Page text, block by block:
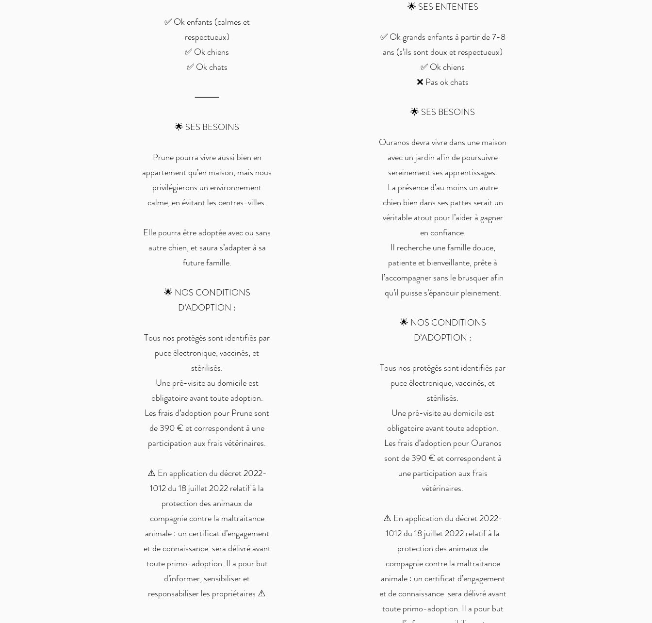
✅ Ok enfants (calmes et
respectueux)
✅ Ok chiens
✅ Ok chats
⸻
🌟 SES BESOINS
Prune pourra vivre aussi bien en
appartement qu’en maison, mais nous
privilégierons un environnement
calme, en évitant les centres-villes.
Elle pourra être adoptée avec ou sans
autre chien, et saura s’adapter à sa
future famille.
🌟 NOS CONDITIONS
D’ADOPTION :
Tous nos protégés sont identifiés par
puce électronique, vaccinés, et
stérilisés.
Une pré-visite au domicile est
obligatoire avant toute adoption.
Les frais d’adoption pour Prune sont
de 390 € et correspondent à une
participation aux frais vétérinaires.
⚠️ En application du décret 2022-
1012 du 18 juillet 2022 relatif à la
protection des animaux de
compagnie contre la maltraitance
animale : un certificat d’engagement
et de connaissance sera délivré avant
toute primo-adoption. Il a pour but
d’informer, sensibiliser et
responsabiliser les propriétaires ⚠️
🌟 SES ENTENTES
✅ Ok grands enfants à partir de 7-8
ans (s’ils sont doux et respectueux)
✅ Ok chiens
❌ Pas ok chats
🌟 SES BESOINS
Ouranos devra vivre dans une maison
avec un jardin afin de poursuivre
sereinement ses apprentissages.
La présence d’au moins un autre
chien bien dans ses pattes serait un
véritable atout pour l’aider à gagner
en confiance.
Il recherche une famille douce,
patiente et bienveillante, prête à
l’accompagner sans le brusquer afin
qu’il puisse s’épanouir pleinement.
🌟 NOS CONDITIONS
D’ADOPTION :
Tous nos protégés sont identifiés par
puce électronique, vaccinés, et
stérilisés.
Une pré-visite au domicile est
obligatoire avant toute adoption.
Les frais d’adoption pour Ouranos
sont de 390 € et correspondent à
une participation aux frais
vétérinaires.
⚠️ En application du décret 2022-
1012 du 18 juillet 2022 relatif à la
protection des animaux de
compagnie contre la maltraitance
animale : un certificat d’engagement
et de connaissance sera délivré avant
toute primo-adoption. Il a pour but